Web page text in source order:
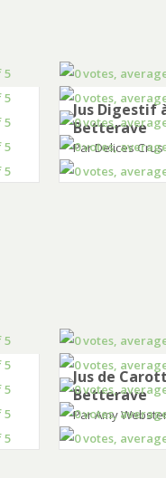
Jus Digestif
Betterave
Par Delices Crus
Jus de
Betterave
Par Amy